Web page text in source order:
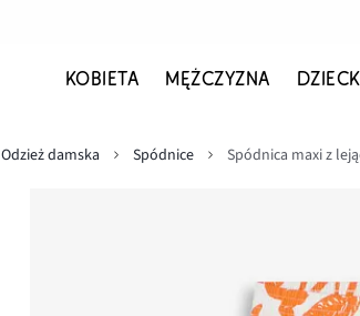
KOBIETA MĘŻCZYZNA
Odzież damska Spódnice Spódnica maxi z